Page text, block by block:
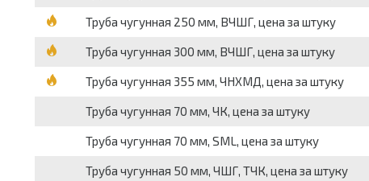
Труба чугунная 250 мм, ВЧШГ, цена за штуку
Труба чугунная 300 мм, ВЧШГ, цена за штуку
Труба чугунная 355 мм, ЧНХМД, цена за штуку
Труба чугунная 70 мм, ЧК, цена за штуку
Труба чугунная 70 мм, SML, цена за штуку
Труба чугунная 50 мм, ЧШГ, ТЧК, цена за штуку